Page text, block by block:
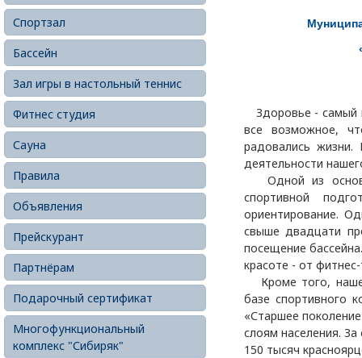
Спортзал
Бассейн
Зал игры в настольный теннис
Фитнес студия
Сауна
Правила
Объявления
Прейскурант
Партнёрам
Подарочный сертификат
Многофункциональный
комплекс "Сибиряк"
Здоровье - самый
все возможное,
радовались
деятельности
Одной из
спортивной
ориентирование.
свыше двадцати
посещение
красоте - от
Кроме того, наше
базе спортивного
«Старшее
слоям населения.
150 тысяч